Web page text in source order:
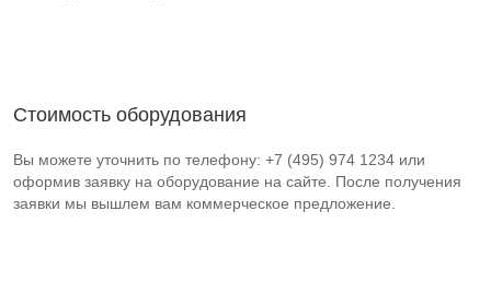
Стоимость оборудования
Вы можете уточнить по телефону: +7 (495) 974 1234 или
оформив заявку на оборудование на сайте. После получения
заявки мы вышлем вам коммерческое предложение.